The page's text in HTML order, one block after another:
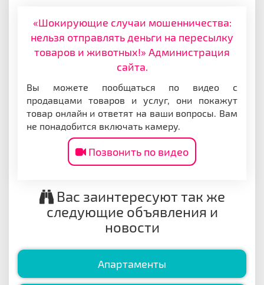
«Шокирующие случаи мошенничества:
нельзя отправлять деньги на пересылку
товаров и животных!» Администрация
сайта.
Вы можете пообщаться по видео с
продавцами товаров и услуг, они покажут
товар онлайн и ответят на ваши вопросы. Вам
не понадобится включать камеру.
Позвонить по видео
Вас заинтересуют так же
следующие объявления и
новости
Апартаменты